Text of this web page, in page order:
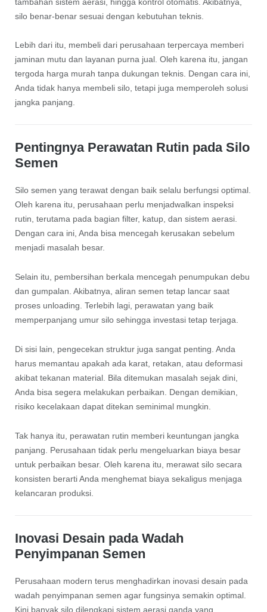
silo benar-benar sesuai dengan kebutuhan teknis.
Lebih dari itu, membeli dari perusahaan terpercaya memberi
jaminan mutu dan layanan purna jual. Oleh karena itu, jangan
tergoda harga murah tanpa dukungan teknis. Dengan cara ini,
Anda tidak hanya membeli silo, tetapi juga memperoleh solusi
jangka panjang.
Pentingnya Perawatan Rutin pada Silo
Semen
Silo semen yang terawat dengan baik selalu berfungsi optimal.
Oleh karena itu, perusahaan perlu menjadwalkan inspeksi
rutin, terutama pada bagian filter, katup, dan sistem aerasi.
Dengan cara ini, Anda bisa mencegah kerusakan sebelum
menjadi masalah besar.
Selain itu, pembersihan berkala mencegah penumpukan debu
dan gumpalan. Akibatnya, aliran semen tetap lancar saat
proses unloading. Terlebih lagi, perawatan yang baik
memperpanjang umur silo sehingga investasi tetap terjaga.
Di sisi lain, pengecekan struktur juga sangat penting. Anda
harus memantau apakah ada karat, retakan, atau deformasi
akibat tekanan material. Bila ditemukan masalah sejak dini,
Anda bisa segera melakukan perbaikan. Dengan demikian,
risiko kecelakaan dapat ditekan seminimal mungkin.
Tak hanya itu, perawatan rutin memberi keuntungan jangka
panjang. Perusahaan tidak perlu mengeluarkan biaya besar
untuk perbaikan besar. Oleh karena itu, merawat silo secara
konsisten berarti Anda menghemat biaya sekaligus menjaga
kelancaran produksi.
Inovasi Desain pada Wadah
Penyimpanan Semen
Perusahaan modern terus menghadirkan inovasi desain pada
wadah penyimpanan semen agar fungsinya semakin optimal.
Kini banyak silo dilengkapi sistem aerasi ganda yang